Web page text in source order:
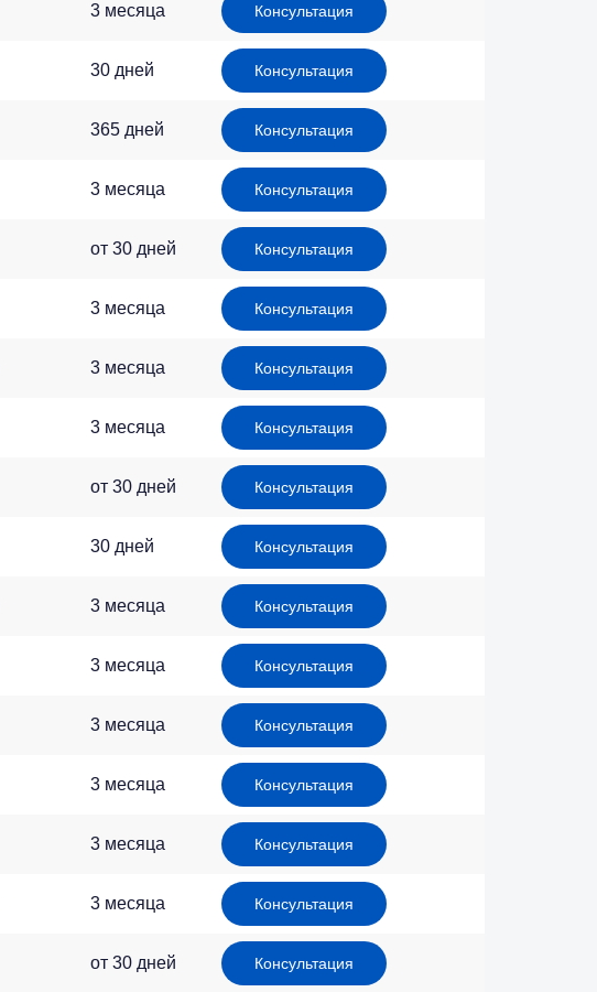
3 месяца Консультация
30 дней Консультация
365 дней Консультация
3 месяца Консультация
от 30 дней Консультация
3 месяца Консультация
3 месяца Консультация
3 месяца Консультация
от 30 дней Консультация
30 дней Консультация
3 месяца Консультация
3 месяца Консультация
3 месяца Консультация
3 месяца Консультация
3 месяца Консультация
3 месяца Консультация
от 30 дней Консультация